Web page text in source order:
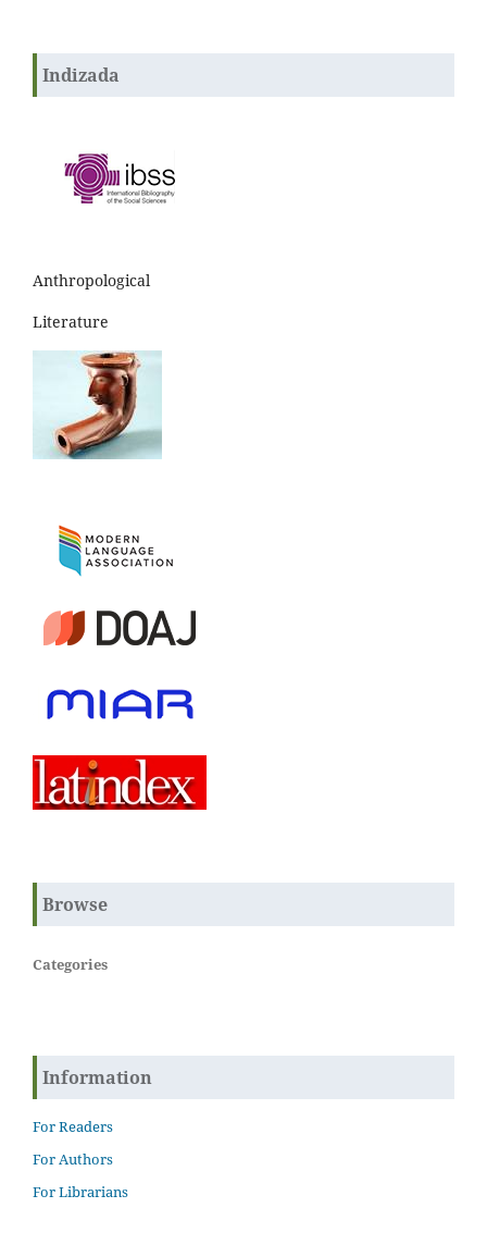
Indizada
Anthropological
Literature
Browse
Categories
Information
For Readers
For Authors
For Librarians